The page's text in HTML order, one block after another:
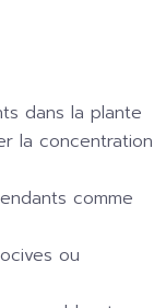
dans la plante
la concentration
comme
ou